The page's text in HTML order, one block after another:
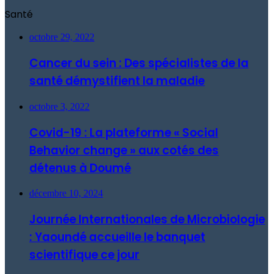
Santé
octobre 29, 2022
Cancer du sein : Des spécialistes de la
santé démystifient la maladie
octobre 3, 2022
Covid-19 : La plateforme « Social
Behavior change » aux cotés des
détenus à Doumé
décembre 10, 2024
Journée Internationales de Microbiologie
: Yaoundé accueille le banquet
scientifique ce jour